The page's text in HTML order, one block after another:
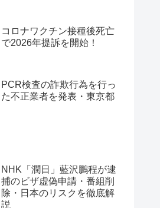
コロナワクチン接種後死亡
で2026年提訴を開始！
PCR検査の詐欺行為を行っ
た不正業者を発表・東京都
NHK「潤日」藍沢鵬程が逮
捕のビザ虚偽申請・番組削
除・日本のリスクを徹底解
説